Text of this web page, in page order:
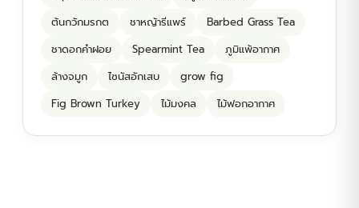
ต้นกวักมรกต
ชาหญ้ารีแพร์
Barbed Grass Tea
ชาดอกคำฝอย
Spearmint Tea
ภูมิแพ้อากาศ
ล้างจมูก
ไซนัสอักเสบ
grow fig
Fig Brown Turkey
ไม้มงคล ไม้ฟอกอากาศ